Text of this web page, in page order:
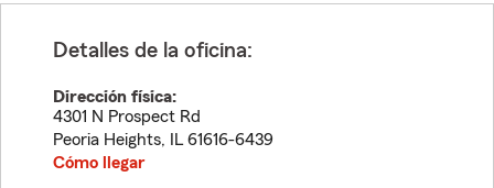
Detalles de la oficina:
Dirección física:
4301 N Prospect Rd
Peoria Heights, IL 61616-6439
Cómo llegar